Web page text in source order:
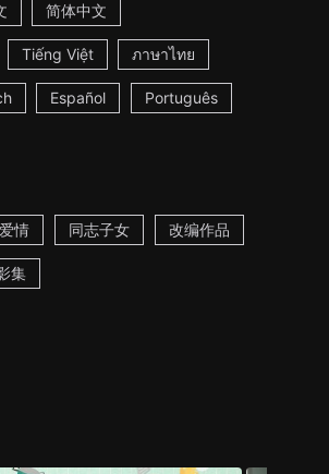
简体中文
Tiếng Việt ภาษาไทย
Español Português
爱情 同志子女 改编作品
集